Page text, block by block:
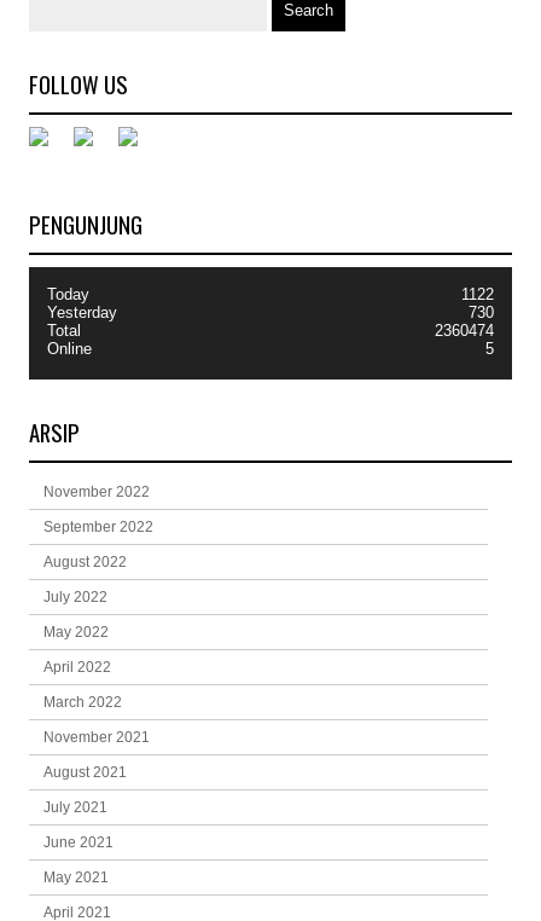
FOLLOW US
PENGUNJUNG
Today
Yesterday
Total
Online
1122
730
2360474
5
ARSIP
November 2022
September 2022
August 2022
July 2022
May 2022
April 2022
March 2022
November 2021
August 2021
July 2021
June 2021
May 2021
April 2021